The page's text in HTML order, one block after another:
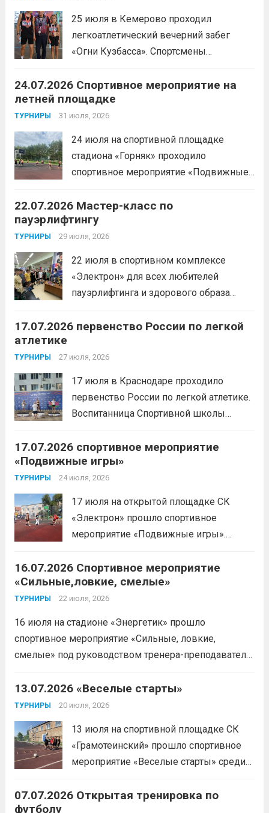
25 июля в Кемерово проходил
легкоатлетический вечерний забег
«Огни Кузбасса». Спортсмены
приняли участие в забеге и заняли
следующие призовые места:1 место —
Шабалин Максим, Щербунова Милана,
Всеволод3 место — Табакова
Александра
24.07.2026 Спортивное мероприятие на
летней площадке
ТУРНИРЫ 31 июля, 2026
24 июля на спортивной площадке
стадиона «Горняк» проходило
спортивное мероприятие «Подвижные
«хоккей».Читать дальше
22.07.2026 Мастер-класс по
пауэрлифтингу
ТУРНИРЫ 29 июля, 2026
22 июля в спортивном комплексе
«Электрон» для всех любителей
пауэрлифтинга и здорового образа
с Анитой Андрюковой — мастером
победительницей первенства
воспринимается как спорт для
избранных, требующий исключительно
физической мощи. Однако...
17.07.2026 первенство России по легкой
атлетике
ТУРНИРЫ 27 июля, 2026
17 июля в Краснодаре проходило
первенство России по легкой атлетике.
Воспитанница Спортивной школы
заняла 1 место на дистанции 3000 м. с
результатом 10.01,78. Подготовил
спортсменку тренер-преподаватель
дальше
17.07.2026 спортивное мероприятие
«Подвижные игры»
ТУРНИРЫ 24 июля, 2026
17 июля на открытой площадке СК
«Электрон» прошло спортивное
мероприятие «Подвижные игры».
16.07.2026 Спортивное мероприятие
«Сильные,ловкие, смелые»
ТУРНИРЫ 22 июля, 2026
16 июля на стадионе «Энергетик» прошло
спортивное мероприятие «Сильные, ловкие,
смелые» под руководством тренера-преподавателя
Сергеевича. Участники продемонстрировали
скоростные качества, силовую выносливость и
координацию.
13.07.2026 «Веселые старты»
ТУРНИРЫ 20 июля, 2026
13 июля на спортивной площадке СК
«Грамотеинский» прошло спортивное
мероприятие «Веселые старты» среди
шайбой».Несмотря на
07.07.2026 Открытая тренировка по
футболу